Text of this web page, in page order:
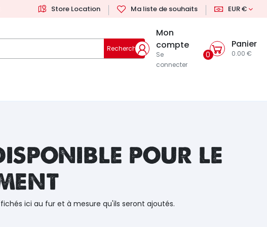
Store Location Ma liste de souhaits EUR €
Rechercher
Mon
compte
Se
connecter
0
Panier
0.00 €
pour le
ici au fur et à mesure qu'ils seront ajoutés.